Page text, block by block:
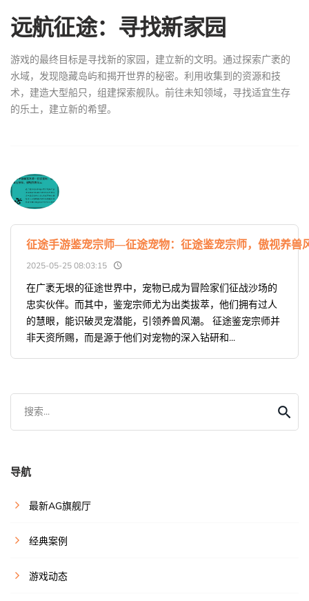
远航征途：寻找新家园
游戏的最终目标是寻找新的家园，建立新的文明。通过探索广袤的
水域，发现隐藏岛屿和揭开世界的秘密。利用收集到的资源和技
术，建造大型船只，组建探索舰队。前往未知领域，寻找适宜生存
的乐土，建立新的希望。
征途手游鉴宠宗师—征途宠物：征途鉴宠宗师，傲视养兽
2025-05-25 08:03:15
在广袤无垠的征途世界中，宠物已成为冒险家们征战沙场的
忠实伙伴。而其中，鉴宠宗师尤为出类拔萃，他们拥有过人
的慧眼，能识破灵宠潜能，引领养兽风潮。 征途鉴宠宗师并
非天资所赐，而是源于他们对宠物的深入钻研和...
搜索...
导航
最新AG旗舰厅
经典案例
游戏动态